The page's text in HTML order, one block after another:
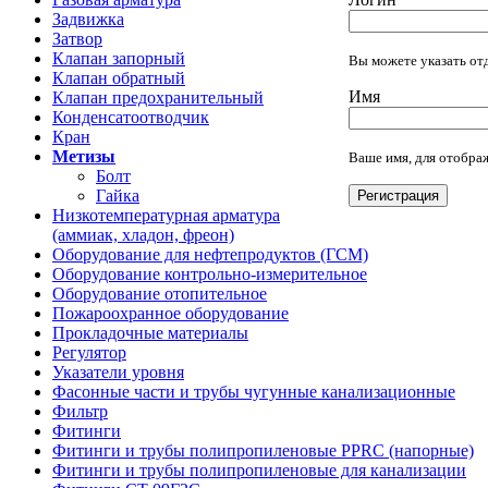
Вы можете указать
Имя
Ваше имя, для
Регистрация
Задвижка
Затвор
Клапан запорный
Клапан обратный
Клапан предохранительный
Конденсатоотводчик
Кран
Метизы
Болт
Гайка
Низкотемпературная арматура
(аммиак, хладон, фреон)
Оборудование для нефтепродуктов (ГСМ)
Оборудование контрольно-измерительное
Оборудование отопительное
Пожароохранное оборудование
Прокладочные материалы
Регулятор
Указатели уровня
Фасонные части и трубы чугунные канализационные
Фильтр
Фитинги
Фитинги и трубы полипропиленовые PPRC (напорные)
Фитинги и трубы полипропиленовые для канализации